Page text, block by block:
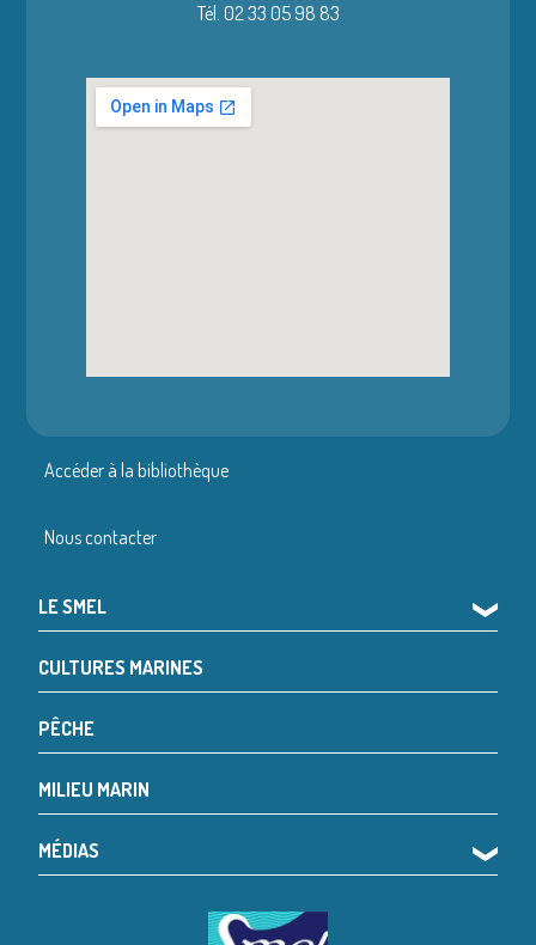
Tél. 02 33 05 98 83
Accéder à la bibliothèque
Nous contacter
LE SMEL ❯
CULTURES MARINES
PÊCHE
MILIEU MARIN
MÉDIAS ❯